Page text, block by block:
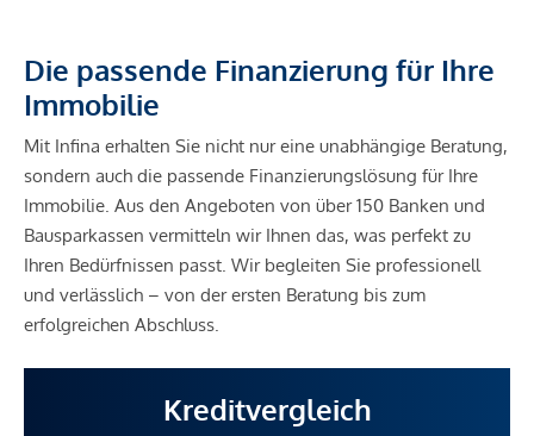
Die passende Finanzierung für Ihre
Immobilie
Mit Infina erhalten Sie nicht nur eine unabhängige Beratung,
sondern auch die passende Finanzierungslösung für Ihre
Immobilie. Aus den Angeboten von über 150 Banken und
Bausparkassen vermitteln wir Ihnen das, was perfekt zu
Ihren Bedürfnissen passt. Wir begleiten Sie professionell
und verlässlich – von der ersten Beratung bis zum
erfolgreichen Abschluss.
Kreditvergleich